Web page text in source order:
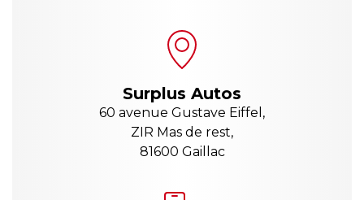
Surplus Autos
60 avenue Gustave Eiffel,
ZIR Mas de rest,
81600 Gaillac